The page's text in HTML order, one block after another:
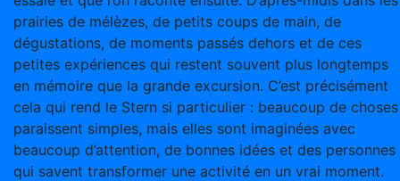
prairies de mélèzes, de petits coups de main, de
dégustations, de moments passés dehors et de ces
petites expériences qui restent souvent plus longtemps
en mémoire que la grande excursion. C’est précisément
cela qui rend le Stern si particulier : beaucoup de choses
paraissent simples, mais elles sont imaginées avec
beaucoup d’attention, de bonnes idées et des personnes
qui savent transformer une activité en un vrai moment.